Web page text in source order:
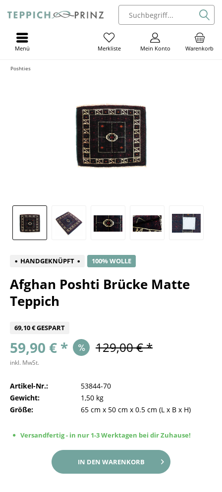
Warenkorb
Mein Konto
Merkliste
Menü
Poshties
HANDGEKNÜPFT 100% WOLLE
Afghan Poshti Brücke Matte
Teppich
69,10 € GESPART
59,90 € * 129,00 € *
inkl. MwSt.
Artikel-Nr.:
53844-70
Gewicht:
1,50 kg
Größe:
65 cm x 50 cm x 0.5 cm (L x B x H)
Versandfertig - in nur 1-3 Werktagen bei dir Zuhause!
IN DEN WARENKORB